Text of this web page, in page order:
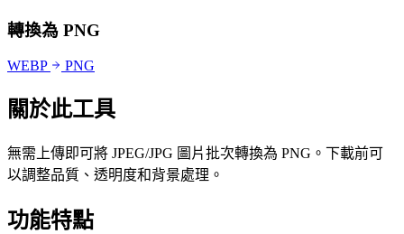
轉換為 PNG
WEBP PNG
關於此工具
無需上傳即可將 JPEG/JPG 圖片批次轉換為 PNG。下載前可
以調整品質、透明度和背景處理。
功能特點